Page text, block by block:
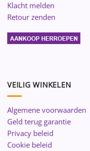
Klacht melden
Retour zenden
VEILIG WINKELEN
Algemene voorwaarden
Geld terug garantie
Privacy beleid
Cookie beleid